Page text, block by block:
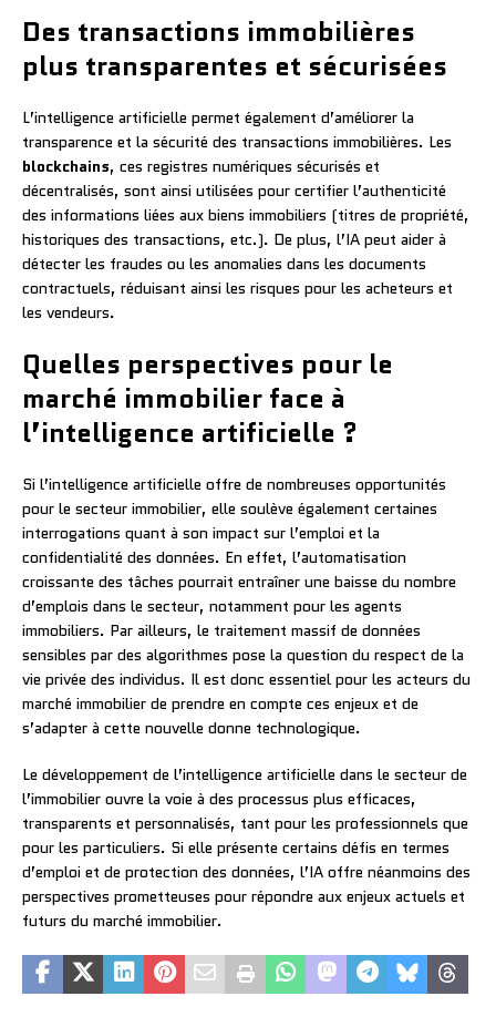
Des transactions immobilières
plus transparentes et sécurisées
L’intelligence artificielle permet également d’améliorer la
transparence et la sécurité des transactions immobilières. Les
blockchains, ces registres numériques sécurisés et
décentralisés, sont ainsi utilisées pour certifier l’authenticité
des informations liées aux biens immobiliers (titres de propriété,
historiques des transactions, etc.). De plus, l’IA peut aider à
détecter les fraudes ou les anomalies dans les documents
contractuels, réduisant ainsi les risques pour les acheteurs et
les vendeurs.
Quelles perspectives pour le
marché immobilier face à
l’intelligence artificielle ?
Si l’intelligence artificielle offre de nombreuses opportunités
pour le secteur immobilier, elle soulève également certaines
interrogations quant à son impact sur l’emploi et la
confidentialité des données. En effet, l’automatisation
croissante des tâches pourrait entraîner une baisse du nombre
d’emplois dans le secteur, notamment pour les agents
immobiliers. Par ailleurs, le traitement massif de données
sensibles par des algorithmes pose la question du respect de la
vie privée des individus. Il est donc essentiel pour les acteurs du
marché immobilier de prendre en compte ces enjeux et de
s’adapter à cette nouvelle donne technologique.
Le développement de l’intelligence artificielle dans le secteur de
l’immobilier ouvre la voie à des processus plus efficaces,
transparents et personnalisés, tant pour les professionnels que
pour les particuliers. Si elle présente certains défis en termes
d’emploi et de protection des données, l’IA offre néanmoins des
perspectives prometteuses pour répondre aux enjeux actuels et
futurs du marché immobilier.